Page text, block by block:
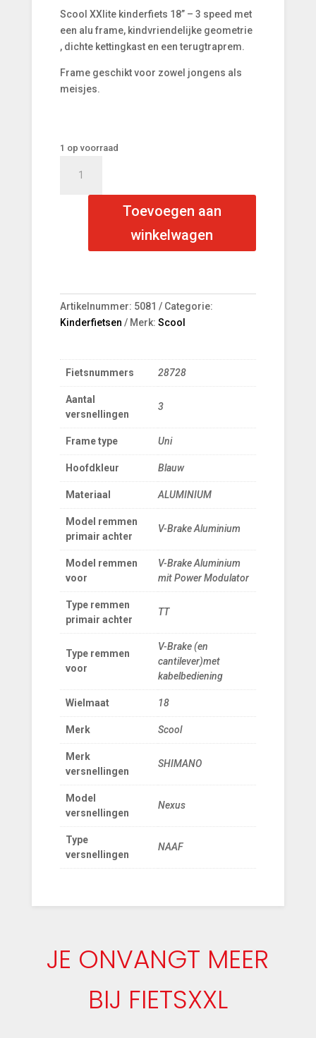
Scool XXlite kinderfiets 18” – 3 speed met
een alu frame, kindvriendelijke geometrie
, dichte kettingkast en een terugtraprem.
Frame geschikt voor zowel jongens als
meisjes.
1 op voorraad
XXlite
Blue/
Lime
Glans
Toevoegen aan
winkelwagen
Artikelnummer: 5081
Categorie:
Kinderfietsen
Merk: Scool
Fietsnummers 28728
Aantal
versnellingen
3
Frame type Uni
Hoofdkleur Blauw
Materiaal ALUMINIUM
Model remmen
primair achter
V-Brake Aluminium
Model remmen
voor
V-Brake Aluminium
mit Power Modulator
Type remmen
primair achter
TT
Type remmen
voor
V-Brake (en
cantilever)met
kabelbediening
Wielmaat 18
Merk Scool
Merk
versnellingen
SHIMANO
Model
versnellingen
Nexus
Type
versnellingen
NAAF
JE ONVANGT MEER
BIJ FIETSXXL